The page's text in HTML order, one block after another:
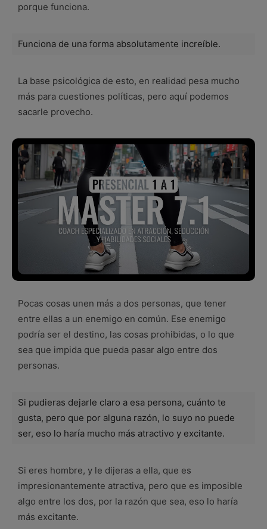
porque funciona.
Funciona de una forma absolutamente increíble.
La base psicológica de esto, en realidad pesa mucho
más para cuestiones políticas, pero aquí podemos
sacarle provecho.
Pocas cosas unen más a dos personas, que tener
entre ellas a un enemigo en común. Ese enemigo
podría ser el destino, las cosas prohibidas, o lo que
sea que impida que pueda pasar algo entre dos
personas.
Si pudieras dejarle claro a esa persona, cuánto te
gusta, pero que por alguna razón, lo suyo no puede
ser, eso lo haría mucho más atractivo y excitante.
Si eres hombre, y le dijeras a ella, que es
impresionantemente atractiva, pero que es imposible
algo entre los dos, por la razón que sea, eso lo haría
más excitante.